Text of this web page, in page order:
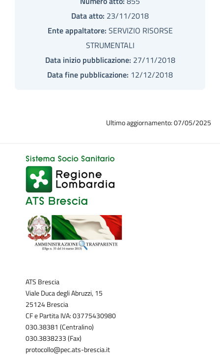
Data atto: 23/11/2018
Ente appaltatore: SERVIZIO RISORSE
STRUMENTALI
Data inizio pubblicazione: 27/11/2018
Data fine pubblicazione: 12/12/2018
Ultimo aggiornamento: 07/05/2025
ATS Brescia
Viale Duca degli Abruzzi, 15
25124 Brescia
CF e Partita IVA: 03775430980
030.38381 (Centralino)
030.3838233 (Fax)
protocollo@pec.ats-brescia.it